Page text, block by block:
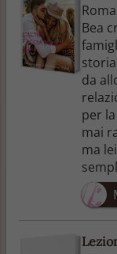
Bea
da
per
mai
ma